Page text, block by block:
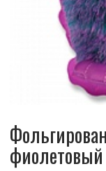
фиолетовый